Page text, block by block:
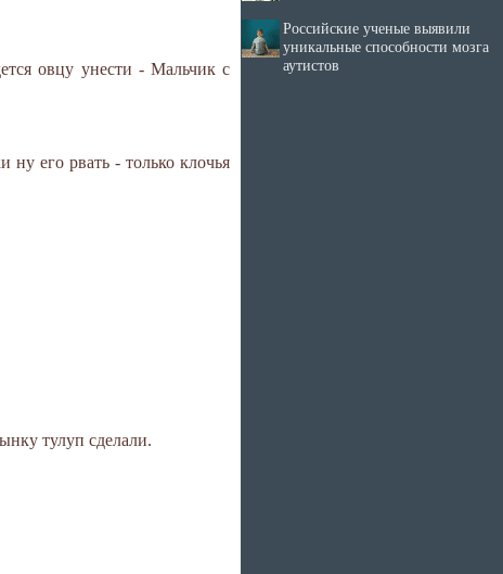
овцу унести - Мальчик с
ну его рвать - только клочья
тулуп сделали.
Российские ученые выявили
уникальные способности мозга
аутистов